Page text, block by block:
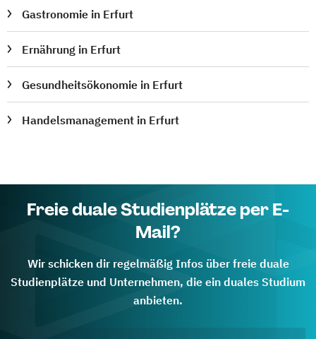
Gastronomie in Erfurt
Ernährung in Erfurt
Gesundheitsökonomie in Erfurt
Handelsmanagement in Erfurt
Freie duale Studienplätze per E-
Mail?
Wir schicken dir regelmäßig Infos über freie duale
Studienplätze und Unternehmen, die ein duales Studium
anbieten.